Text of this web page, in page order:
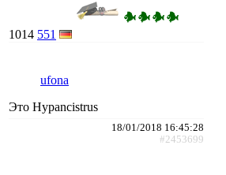
1014 551
ufona
Это Hypancistrus
18/01/2018 16:45:28
#2453699